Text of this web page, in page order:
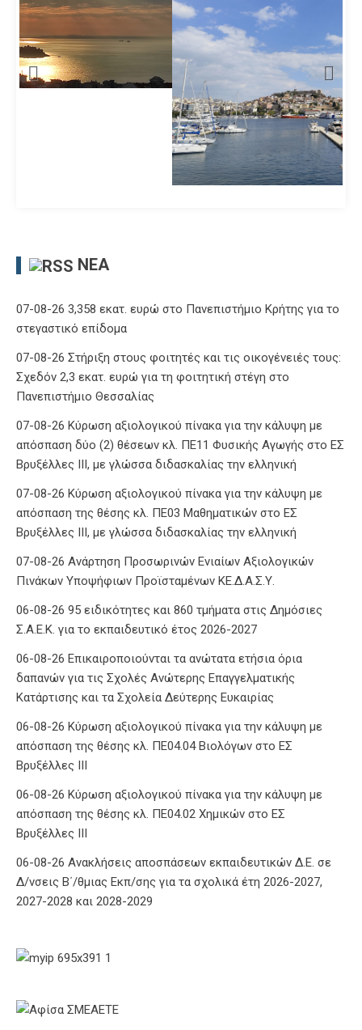
ΝΈΑ
07-08-26 3,358 εκατ. ευρώ στο Πανεπιστήμιο Κρήτης για το
στεγαστικό επίδομα
07-08-26 Στήριξη στους φοιτητές και τις οικογένειές τους:
Σχεδόν 2,3 εκατ. ευρώ για τη φοιτητική στέγη στο
Πανεπιστήμιο Θεσσαλίας
07-08-26 Κύρωση αξιολογικού πίνακα για την κάλυψη με
απόσπαση δύο (2) θέσεων κλ. ΠΕ11 Φυσικής Αγωγής στο ΕΣ
Βρυξέλλες ΙΙΙ, με γλώσσα διδασκαλίας την ελληνική
07-08-26 Κύρωση αξιολογικού πίνακα για την κάλυψη με
απόσπαση της θέσης κλ. ΠΕ03 Μαθηματικών στο ΕΣ
Βρυξέλλες ΙΙΙ, με γλώσσα διδασκαλίας την ελληνική
07-08-26 Ανάρτηση Προσωρινών Ενιαίων Αξιολογικών
Πινάκων Υποψήφιων Προϊσταμένων ΚΕ.Δ.Α.Σ.Υ.
06-08-26 95 ειδικότητες και 860 τμήματα στις Δημόσιες
Σ.Α.Ε.Κ. για το εκπαιδευτικό έτος 2026-2027
06-08-26 Επικαιροποιούνται τα ανώτατα ετήσια όρια
δαπανών για τις Σχολές Ανώτερης Επαγγελματικής
Κατάρτισης και τα Σχολεία Δεύτερης Ευκαιρίας
06-08-26 Κύρωση αξιολογικού πίνακα για την κάλυψη με
απόσπαση της θέσης κλ. ΠΕ04.04 Βιολόγων στο ΕΣ
Βρυξέλλες ΙΙΙ
06-08-26 Κύρωση αξιολογικού πίνακα για την κάλυψη με
απόσπαση της θέσης κλ. ΠΕ04.02 Χημικών στο ΕΣ
Βρυξέλλες ΙΙΙ
06-08-26 Ανακλήσεις αποσπάσεων εκπαιδευτικών Δ.Ε. σε
Δ/νσεις Β΄/θμιας Εκπ/σης για τα σχολικά έτη 2026-2027,
2027-2028 και 2028-2029